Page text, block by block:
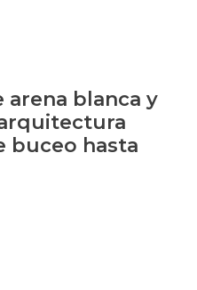
arena blanca y
buceo hasta